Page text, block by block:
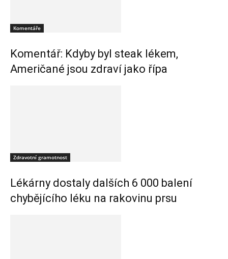
Komentáře
Komentář: Kdyby byl steak lékem,
Američané jsou zdraví jako řípa
Zdravotní gramotnost
Lékárny dostaly dalších 6 000 balení
chybějícího léku na rakovinu prsu